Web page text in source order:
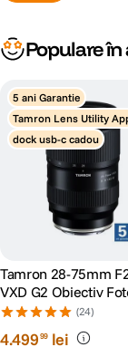
Populare
5 ani Garantie
Tamron Lens Utility
dock usb-c cadou
Tamron 28-75mm
VXD G2 Obiectiv
Mirrorless Sony E
(24)
4.49999 lei